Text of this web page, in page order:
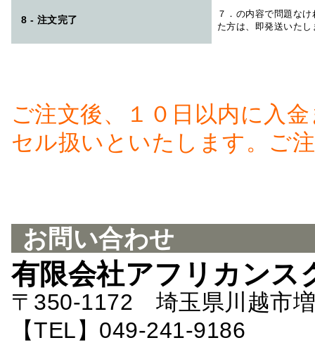
8 - 注文完了
７．の内容で問題な
た方は、即発送いたし
ご注文後、１０日以内に入
セル扱いといたします。ご
お問い合わせ
有限会社アフリカンス
〒350-1172 埼玉県川越市
【TEL】049-241-